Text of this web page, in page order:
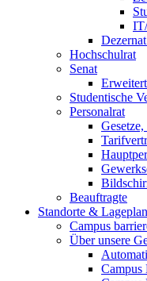
Hochschulrat
Senat
Studentische
Personalrat
Beauftragte
Standorte & Lageplan
Campus
Über unsere
Campus